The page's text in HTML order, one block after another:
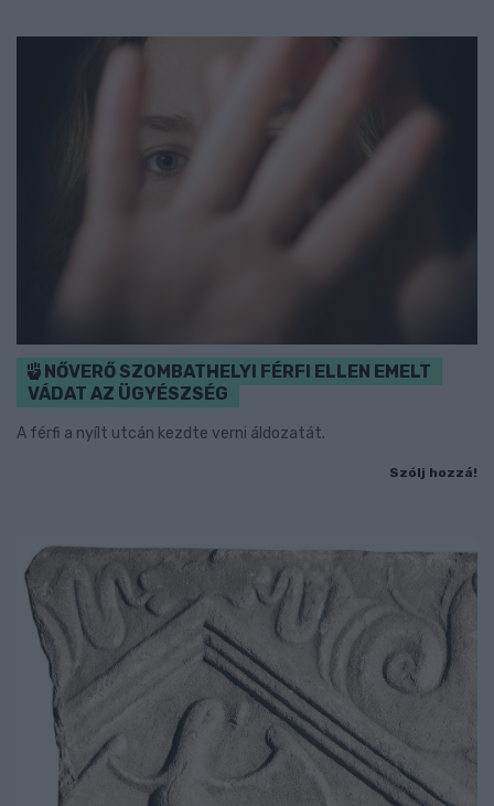
NŐVERŐ SZOMBATHELYI FÉRFI ELLEN EMELT
VÁDAT AZ ÜGYÉSZSÉG
A férfi a nyílt utcán kezdte verni áldozatát.
Szólj hozzá!